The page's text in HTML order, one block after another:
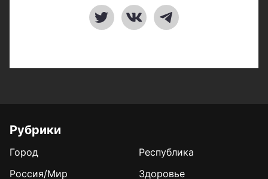
Рубрики
Город
Республика
Россия/Мир
Здоровье